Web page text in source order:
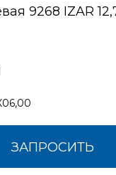
9268 IZAR
ЗАПРОСИТЬ